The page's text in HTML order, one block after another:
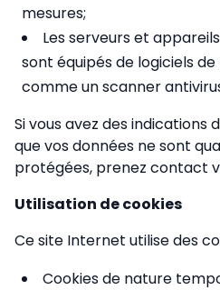
mesures;
Les serveurs et
sont équipés de logiciels
comme un scanner
Si vous avez des indications
que vos données ne sont
protégées, prenez contact
Utilisation de cookies
Ce site Internet utilise des
Cookies de nature